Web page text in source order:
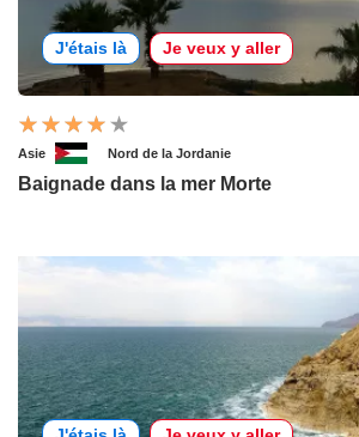
J'étais là Je veux y aller
Asie Nord de la Jordanie
Baignade dans la mer Morte